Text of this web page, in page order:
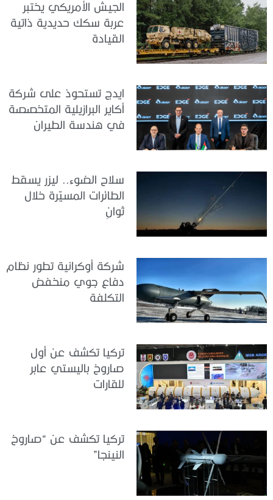
الجيش الأمريكي يختبر
عربة سكك حديدية ذاتية
القيادة
ايدج تستحوذ على شركة
أكاير البرازيلية المتخصصة
في هندسة الطيران
سلاح الضوء.. ليزر يسقط
الطائرات المسيّرة خلال
ثوانٍ
شركة أوكرانية تطور نظام
دفاع جوي منخفض
التكلفة
تركيا تكشف عن أول
صاروخ باليستي عابر
للقارات
تركيا تكشف عن “صاروخ
النينجا”